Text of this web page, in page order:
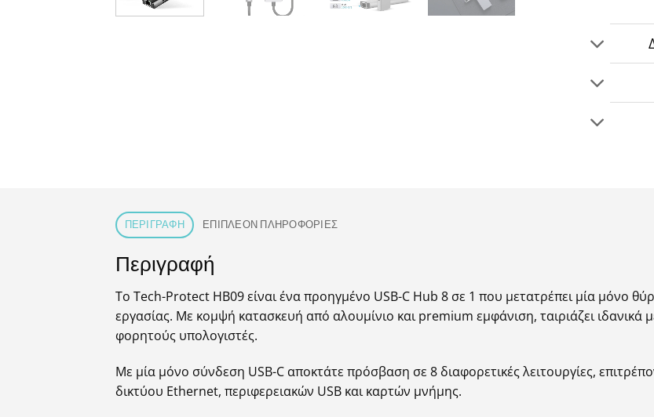
ΠΕΡΙΓΡΑΦΉ ΕΠΙΠΛΈΟΝ ΠΛΗΡΟΦΟΡΊΕΣ
Περιγραφή
Το Tech-Protect HB09 είναι ένα προηγμένο USB-C Hub 8 σε 1 που μετατρέπει μία μόνο
εργασίας. Με κομψή κατασκευή από αλουμίνιο και premium εμφάνιση, ταιριάζει
φορητούς υπολογιστές.
Με μία μόνο σύνδεση USB-C αποκτάτε πρόσβαση σε 8 διαφορετικές λειτουργίες,
δικτύου Ethernet, περιφερειακών USB και καρτών μνήμης.